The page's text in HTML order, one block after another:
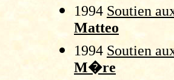
1994 Soutien
Matteo
1994 Soutien
M�re